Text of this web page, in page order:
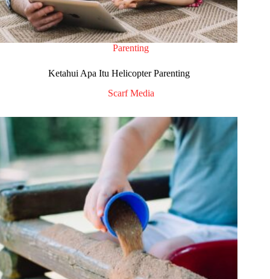
Parenting
Ketahui Apa Itu Helicopter Parenting
Scarf Media